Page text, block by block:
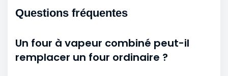
Questions fréquentes
Un four à vapeur combiné peut-il
remplacer un four ordinaire ?